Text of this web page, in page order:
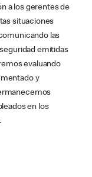
a los gerentes de
situaciones
las
emitidas
evaluando
y
en los